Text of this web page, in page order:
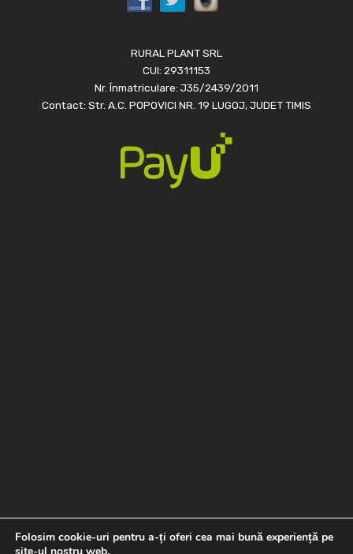
RURAL PLANT SRL
CUI: 29311153
Nr. Înmatriculare: J35/2439/2011
Contact: Str. A.C. POPOVICI NR. 19 LUGOJ, JUDET TIMIS
Folosim cookie-uri pentru a-ți oferi cea mai bună experiență pe